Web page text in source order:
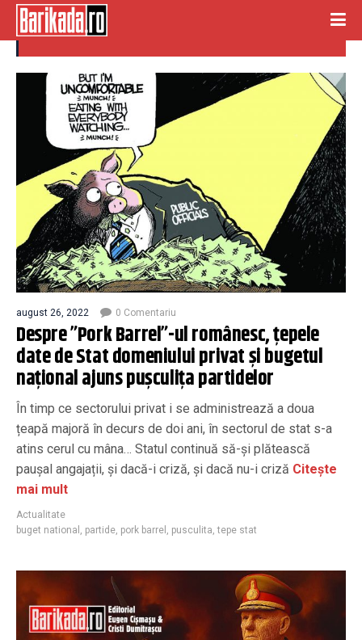
tepe stat
august 26, 2022 0 Comentariu
Despre ”Pork Barrel”-ul românesc, țepele
date de Stat domeniului privat și bugetul
național ajuns pușculița partidelor
În timp ce sectorului privat i se administrează a doua
țeapă majoră în decurs de doi ani, în sectorul de stat s-a
atins cerul cu mâna… Statul continuă să-și plătească
paușal angajații, și dacă-i criză, și dacă nu-i criză Citește
mai mult
Actualitate
buget national , partide, pork barrel , pusculita,tepe stat